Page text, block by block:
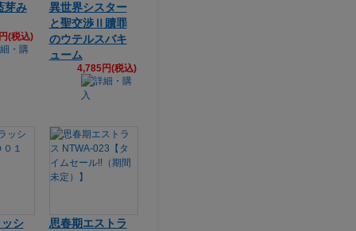
芽み
(税込)
異世界シスター
と聖交渉Ⅱ贖罪
のウテルスバキ
ューム
4,785円(税込)
シ
思春期エストラ